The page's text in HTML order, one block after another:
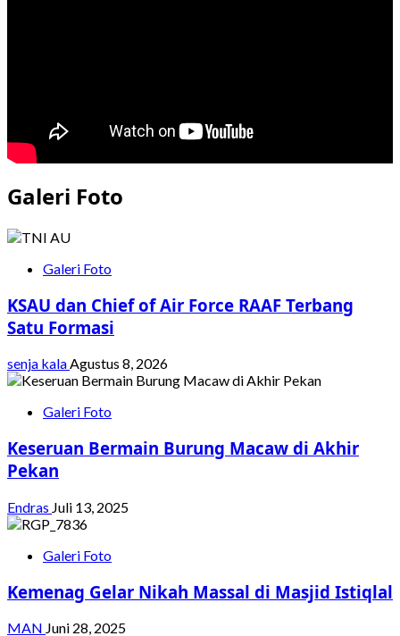
Galeri Foto
Galeri Foto
KSAU dan Chief of Air Force RAAF Terbang
Satu Formasi
senja kalaAgustus 8, 2026
Galeri Foto
Keseruan Bermain Burung Macaw di Akhir
Pekan
Endras Juli 13, 2025
Galeri Foto
Kemenag Gelar Nikah Massal di Masjid Istiqlal
MAN Juni 28, 2025